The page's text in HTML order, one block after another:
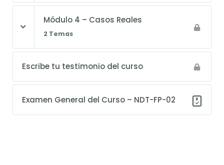
Módulo 4 – Casos Reales
2 Temas
Escribe tu testimonio del curso
Examen General del Curso – NDT-FP-02